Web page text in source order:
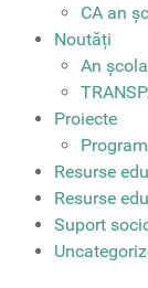
CA an
Noutăți
An
Proiecte
Resurse
Resurse
Suport